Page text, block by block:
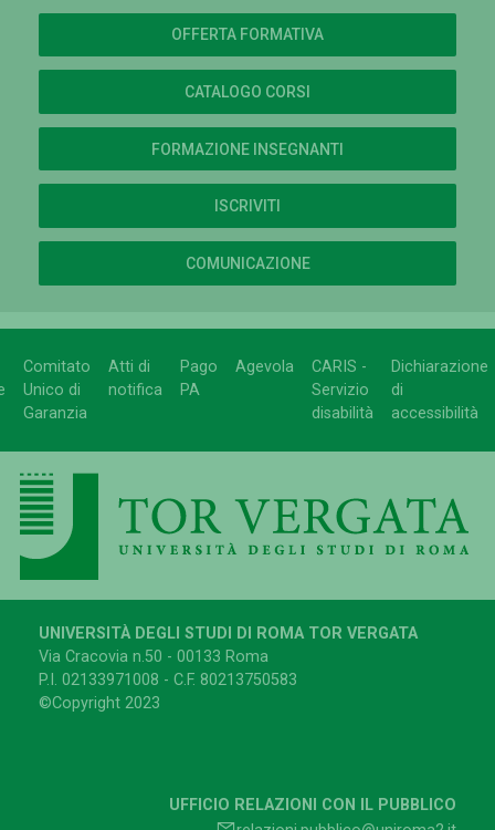
OFFERTA FORMATIVA
CATALOGO CORSI
FORMAZIONE INSEGNANTI
ISCRIVITI
COMUNICAZIONE
Comitato
Unico di
Garanzia
Atti di
notifica
Pago
PA
Agevola
CARIS -
Servizio
disabilità
Dichiarazione
di
accessibilità
UNIVERSITÀ DEGLI STUDI DI ROMA TOR VERGATA
Via Cracovia n.50 - 00133 Roma
P.I. 02133971008 - C.F. 80213750583
©Copyright 2023
UFFICIO RELAZIONI CON IL PUBBLICO